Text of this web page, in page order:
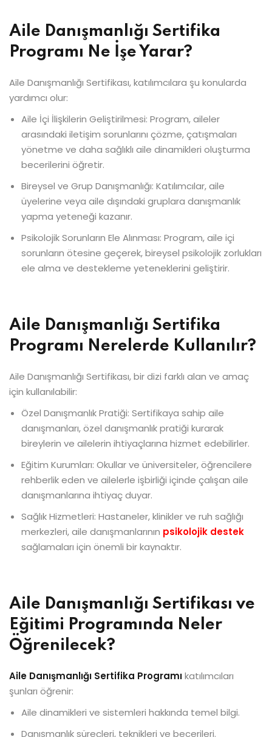
Aile Danışmanlığı Sertifika
Programı Ne İşe Yarar?
Aile Danışmanlığı Sertifikası, katılımcılara şu konularda
yardımcı olur:
Aile İçi İlişkilerin Geliştirilmesi: Program, aileler
arasındaki iletişim sorunlarını çözme, çatışmaları
yönetme ve daha sağlıklı aile dinamikleri oluşturma
becerilerini öğretir.
Bireysel ve Grup Danışmanlığı: Katılımcılar, aile
üyelerine veya aile dışındaki gruplara danışmanlık
yapma yeteneği kazanır.
Psikolojik Sorunların Ele Alınması: Program, aile içi
sorunların ötesine geçerek, bireysel psikolojik zorlukları
ele alma ve destekleme yeteneklerini geliştirir.
Aile Danışmanlığı Sertifika
Programı Nerelerde Kullanılır?
Aile Danışmanlığı Sertifikası, bir dizi farklı alan ve amaç
için kullanılabilir:
Özel Danışmanlık Pratiği: Sertifikaya sahip aile
danışmanları, özel danışmanlık pratiği kurarak
bireylerin ve ailelerin ihtiyaçlarına hizmet edebilirler.
Eğitim Kurumları: Okullar ve üniversiteler, öğrencilere
rehberlik eden ve ailelerle işbirliği içinde çalışan aile
danışmanlarına ihtiyaç duyar.
Sağlık Hizmetleri: Hastaneler, klinikler ve ruh sağlığı
merkezleri, aile danışmanlarının psikolojik destek
sağlamaları için önemli bir kaynaktır.
Aile Danışmanlığı Sertifikası ve
Eğitimi Programında Neler
Öğrenilecek?
Aile Danışmanlığı Sertifika Programıkatılımcıları
şunları öğrenir:
Aile dinamikleri ve sistemleri hakkında temel bilgi.
Danışmanlık süreçleri, teknikleri ve becerileri.